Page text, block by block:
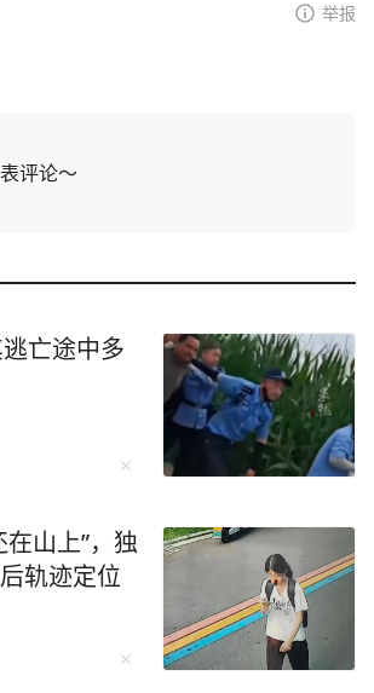
举报
评论～
亡途中多
山上”，独
轨迹定位